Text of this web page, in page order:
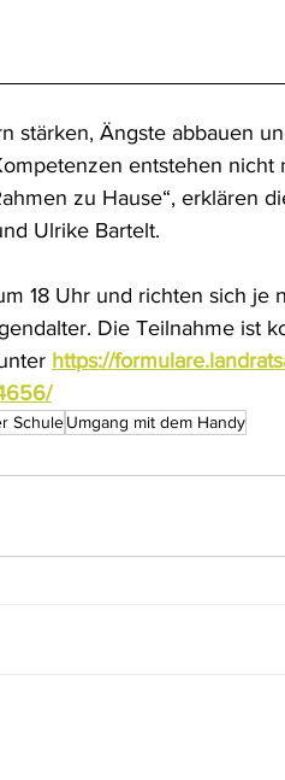
stärken, Ängste abbauen
entstehen
zu Hause“, erklären
Ulrike Bartelt.
18 Uhr und richten sich je
Die Teilnahme ist
https://
SchuleUmgang mit dem Handy